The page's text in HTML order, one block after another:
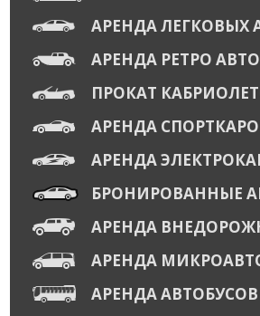
АРЕНДА ЛЕГКОВЫХ
АРЕНДА РЕТРО АВТО
ПРОКАТ
АРЕНДА
АРЕНДА
БРОНИРОВАННЫЕ
АРЕНДА
АРЕНДА
АРЕНДА АВТОБУСОВ